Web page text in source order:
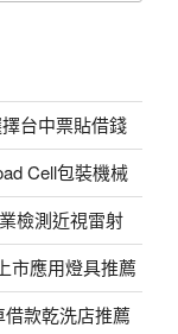
台中票貼借錢
Cell包裝機械
檢測近視雷射
市應用燈具推薦
款乾洗店推薦